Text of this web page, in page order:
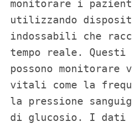
monitorare i
utilizzando
indossabili che
tempo reale.
possono monitorare
vitali come la
la pressione
di glucosio. I dati